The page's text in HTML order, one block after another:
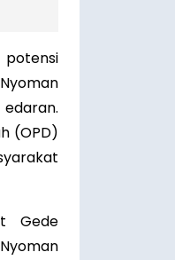
potensi
(OPD)
Gede